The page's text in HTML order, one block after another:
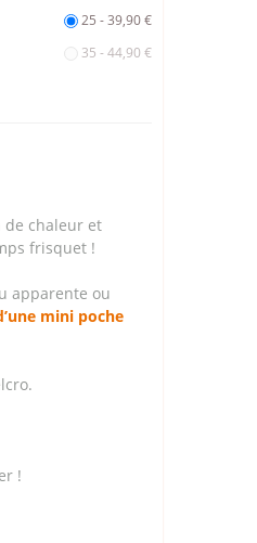
25 - 39,90 €
35 - 44,90 €
de chaleur et
frisquet !
apparente ou
mini poche
!